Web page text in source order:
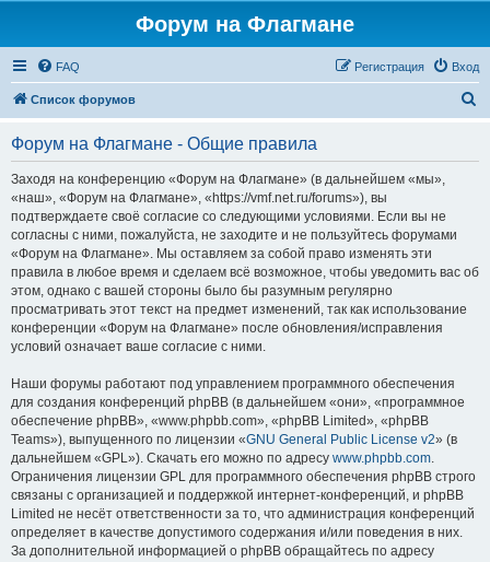
Форум на Флагмане
FAQ Вход
Регистрация
Список форумов
Форум на Флагмане - Общие правила
Заходя на конференцию «Форум на Флагмане» (в дальнейшем «мы»,
«наш», «Форум на Флагмане», «https://vmf.net.ru/forums»), вы
подтверждаете своё согласие со следующими условиями. Если вы не
согласны с ними, пожалуйста, не заходите и не пользуйтесь форумами
«Форум на Флагмане». Мы оставляем за собой право изменять эти
правила в любое время и сделаем всё возможное, чтобы уведомить вас об
этом, однако с вашей стороны было бы разумным регулярно
просматривать этот текст на предмет изменений, так как использование
конференции «Форум на Флагмане» после обновления/исправления
условий означает ваше согласие с ними.
Наши форумы работают под управлением программного обеспечения
для создания конференций phpBB (в дальнейшем «они», «программное
обеспечение phpBB», «www.phpbb.com», «phpBB Limited», «phpBB
Teams»), выпущенного по лицензии «GNU General Public License v2» (в
дальнейшем «GPL»). Скачать его можно по адресу www.phpbb.com.
Ограничения лицензии GPL для программного обеспечения phpBB строго
связаны с организацией и поддержкой интернет-конференций, и phpBB
Limited не несёт ответственности за то, что администрация конференций
определяет в качестве допустимого содержания и/или поведения в них.
За дополнительной информацией о phpBB обращайтесь по адресу